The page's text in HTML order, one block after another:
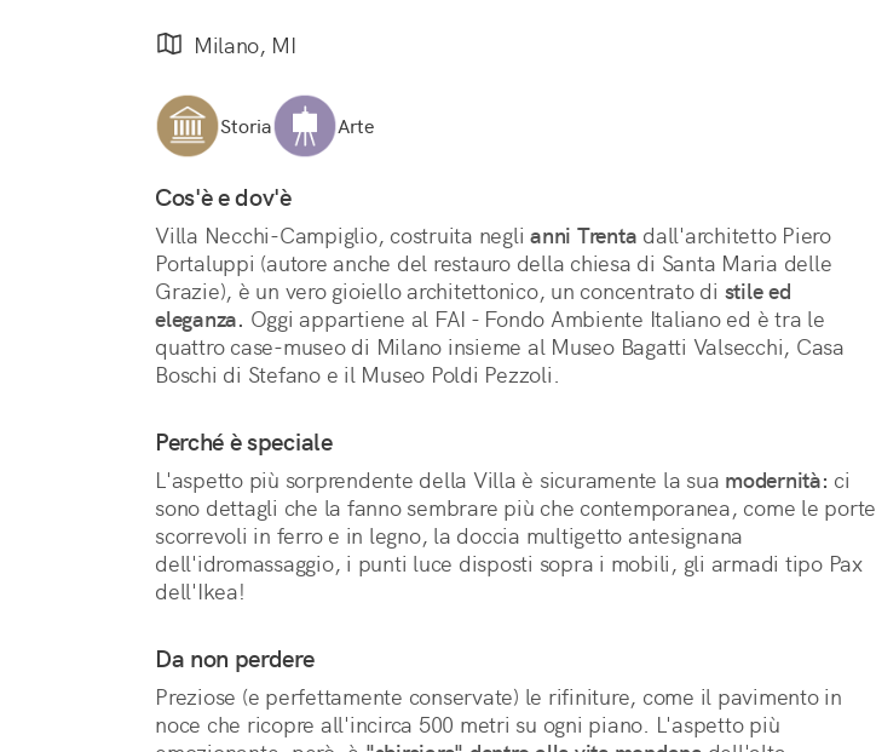
Milano, MI
Storia Arte
Cos'è e dov'è
Villa Necchi-Campiglio, costruita negli anni Trenta dall'architetto Piero
Portaluppi (autore anche del restauro della chiesa di Santa Maria delle
Grazie), è un vero gioiello architettonico, un concentrato di stile ed
eleganza. Oggi appartiene al FAI - Fondo Ambiente Italiano ed è tra le
quattro case-museo di Milano insieme al Museo Bagatti Valsecchi, Casa
Boschi di Stefano e il Museo Poldi Pezzoli.
Perché è speciale
L'aspetto più sorprendente della Villa è sicuramente la sua modernità: ci
sono dettagli che la fanno sembrare più che contemporanea, come le porte
scorrevoli in ferro e in legno, la doccia multigetto antesignana
dell'idromassaggio, i punti luce disposti sopra i mobili, gli armadi tipo Pax
dell'Ikea!
Da non perdere
Preziose (e perfettamente conservate) le rifiniture, come il pavimento in
noce che ricopre all'incirca 500 metri su ogni piano. L'aspetto più